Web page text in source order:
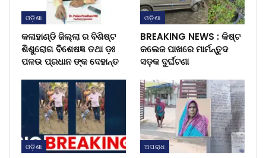
ଓଡ଼ିଶା
କଳାହାଣ୍ଡି ଜିଲ୍ଲା ର ବିଶିଷ୍ଟ
ଶିଶୁରୋଗ ବିଶେଷଜ୍ଞ ତଥା ଡ଼ଃ
ପଳଉ ପ୍ରଧାନ ଙ୍କ ଦେହାନ୍ତ
ଓଡ଼ିଶା
BREAKING NEWS : କିଷ୍ଟ
କଲେଜ ପାଖରେ ମାର୍ମନ୍ତୁଦ
ସଡ଼କ ଦୁର୍ଘଟଣା
ଓଡ଼ିଶା ଅପରାଧ